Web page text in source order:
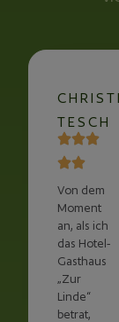
TESCH
Von dem
Moment
an, als ich
das Hotel-
Gasthaus
„Zur
Linde“
betrat,